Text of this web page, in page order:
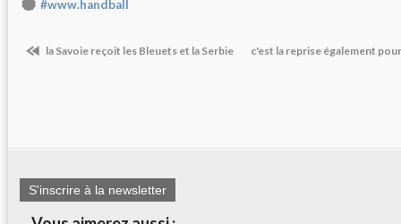
#www.handball
la Savoie reçoit les Bleuets et la Serbie c'est la reprise également
S'inscrire à la newsletter